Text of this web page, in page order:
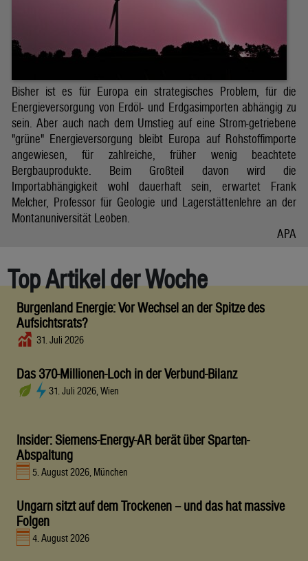
Bisher ist es für Europa ein strategisches Problem, für die
Energieversorgung von Erdöl- und Erdgasimporten abhängig zu
sein. Aber auch nach dem Umstieg auf eine Strom-getriebene
"grüne" Energieversorgung bleibt Europa auf Rohstoffimporte
angewiesen, für zahlreiche, früher wenig beachtete
Bergbauprodukte. Beim Großteil davon wird die
Importabhängigkeit wohl dauerhaft sein, erwartet Frank
Melcher, Professor für Geologie und Lagerstättenlehre an der
Montanuniversität Leoben.
APA
Top Artikel der Woche
Burgenland Energie: Vor Wechsel an der Spitze des
Aufsichtsrats?
31. Juli 2026
Das 370-Millionen-Loch in der Verbund-Bilanz
31. Juli 2026, Wien
Insider: Siemens-Energy-AR berät über Sparten-
Abspaltung
5. August 2026, München
Ungarn sitzt auf dem Trockenen – und das hat massive
Folgen
4. August 2026